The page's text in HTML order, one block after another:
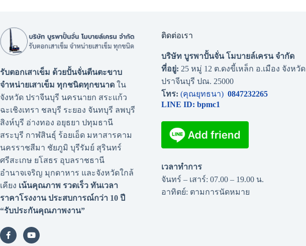
รับตอกเสาเข็ม ด้วยปั้นจั่นตีนตะขาบ
จำหน่ายเสาเข็ม ทุกชนิดทุกขนาด ใน
จังหวัด ปราจีนบุรี นครนายก สระแก้ว
ฉะเชิงเทรา ชลบุรี ระยอง จันทบุรี ลพบุรี
สิงห์บุรี อ่างทอง อยุธยา ปทุมธานี
สระบุรี กาฬสินธุ์ ร้อยเอ็ด มหาสารคาม
นครราชสีมา ชัยภูมิ บุรีรัมย์ สุรินทร์
ศรีสะเกษ ยโสธร อุบลราชธานี
อำนาจเจริญ มุกดาหาร และจังหวัดใกล้
เคียง เน้นคุณภาพ รวดเร็ว ทันเวลา
ราคาโรงงาน ประสบการณ์กว่า 10 ปี
“รับประกันคุณภาพงาน”
ติดต่อเรา
บริษัท บูรพาปั้นจั่น โมบายล์เครน จำกัด
ที่อยู่: 25 หมู่ 12 ต.ดงขี้เหล็ก อ.เมือง จังหวัด
ปราจีนบุรี ปณ. 25000
โทร:(คุณยุทธนา) 0847232265
LINE ID: bpmc1
เวลาทำการ
จันทร์ – เสาร์: 07.00 – 19.00 น.
อาทิตย์: ตามการนัดหมาย